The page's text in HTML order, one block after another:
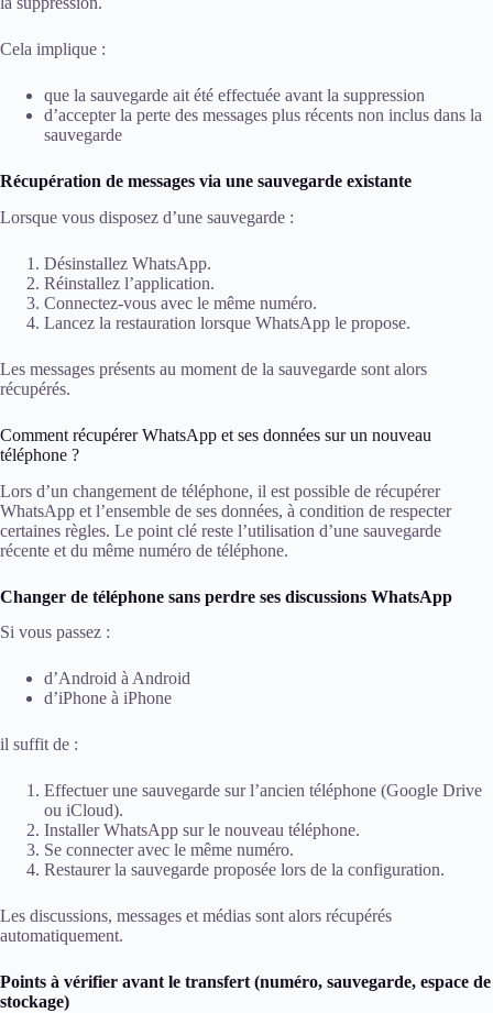
Cela implique :
que la sauvegarde ait été effectuée avant la suppression
d’accepter la perte des messages plus récents non inclus dans la
sauvegarde
Récupération de messages via une sauvegarde existante
Lorsque vous disposez d’une sauvegarde :
Désinstallez WhatsApp.
Réinstallez l’application.
Connectez-vous avec le même numéro.
Lancez la restauration lorsque WhatsApp le propose.
Les messages présents au moment de la sauvegarde sont alors
récupérés.
Comment récupérer WhatsApp et ses données sur un nouveau
téléphone ?
Lors d’un changement de téléphone, il est possible de récupérer
WhatsApp et l’ensemble de ses données, à condition de respecter
certaines règles. Le point clé reste l’utilisation d’une sauvegarde
récente et du même numéro de téléphone.
Changer de téléphone sans perdre ses discussions WhatsApp
Si vous passez :
d’Android à Android
d’iPhone à iPhone
il suffit de :
Effectuer une sauvegarde sur l’ancien téléphone (Google Drive
ou iCloud).
Installer WhatsApp sur le nouveau téléphone.
Se connecter avec le même numéro.
Restaurer la sauvegarde proposée lors de la configuration.
Les discussions, messages et médias sont alors récupérés
automatiquement.
Points à vérifier avant le transfert (numéro, sauvegarde, espace de
stockage)